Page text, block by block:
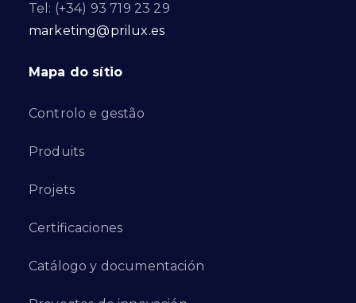
Tel: (+34) 93 719 23 29
marketing@prilux.es
Mapa do sítio
Controlo e gestão
Produits
Projets
Certificaciones
Catálogo y documentación